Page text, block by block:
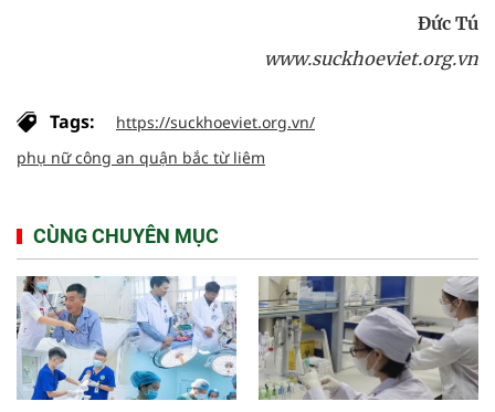
Đức Tú
www.suckhoeviet.org.vn
Tags:
https://suckhoeviet.org.vn/
phụ nữ công an quận bắc từ liêm
CÙNG CHUYÊN MỤC